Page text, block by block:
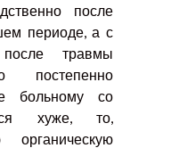
после
периоде, а с
травмы
постепенно
больному со
хуже, то,
органическую